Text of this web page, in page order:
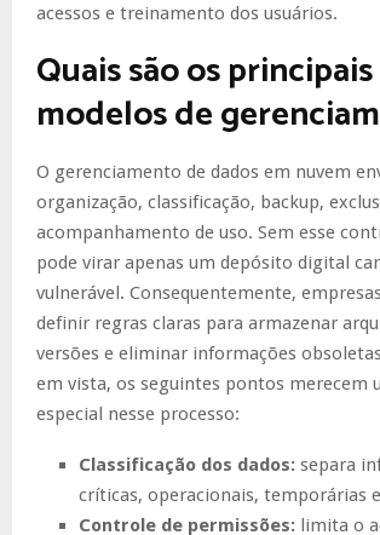
acessos e treinamento dos usuários.
Quais são os principais
modelos de
O gerenciamento de dados em nuvem
organização, classificação, backup,
acompanhamento de uso. Sem esse
pode virar apenas um depósito digital
vulnerável. Consequentemente,
definir regras claras para armazenar
versões e eliminar informações
em vista, os seguintes pontos merecem
especial nesse processo:
Classificação dos dados: separa
críticas, operacionais, temporárias
Controle de permissões: limita o